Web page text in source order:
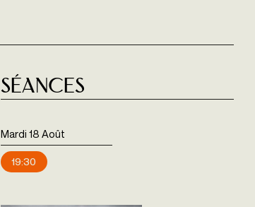
Séances
Mardi 18 Août
19:30